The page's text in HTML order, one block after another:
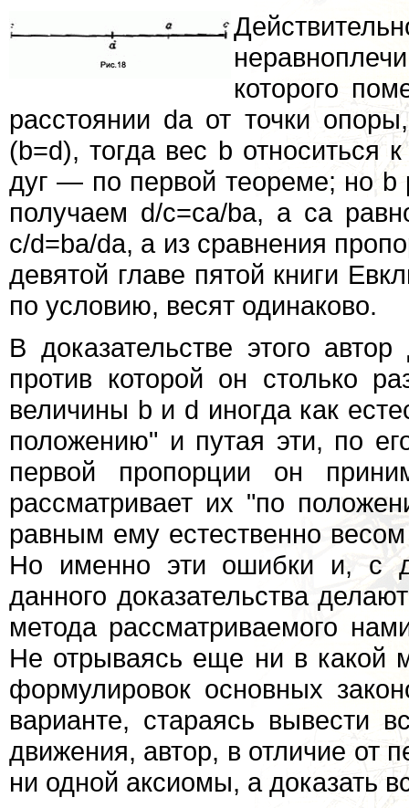
которого
расстоянии da от точки
(b=d), тогда вес b относиться
дуг — по первой теореме; но b
получаем d/c=ca/ba, а ca
c/d=ba/da, а из сравнения
девятой главе пятой книги
по условию, весят одинаково.
В доказательстве этого
против которой он столько
величины b и d иногда как
положению" и путая эти, по
первой пропорции он
рассматривает их "по
равным ему естественно
Но именно эти ошибки и, с
данного доказательства
метода рассматриваемого
Не отрываясь еще ни в какой
формулировок основных
варианте, стараясь вывести
движения, автор, в отличие от
ни одной аксиомы, а доказать